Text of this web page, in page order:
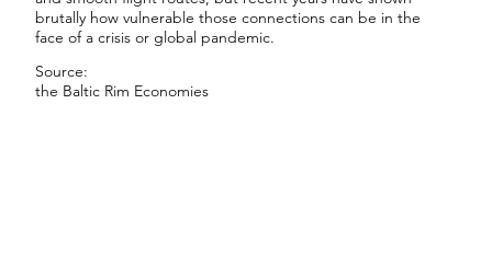
brutally how vulnerable those connections can be in the
face of a crisis or global pandemic.
the Baltic Rim Economies
Source: